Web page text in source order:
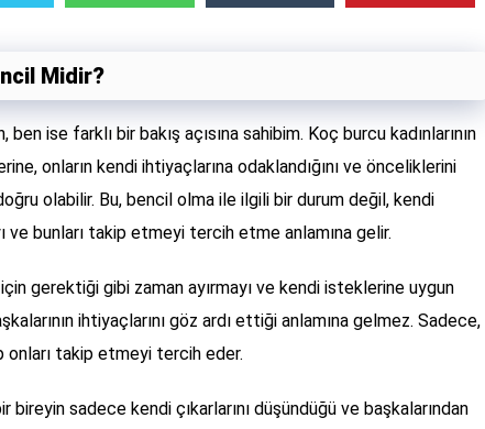
Midir?
ise farklı bir bakış açısına sahibim. Koç burcu kadınlarının
onların kendi ihtiyaçlarına odaklandığını ve önceliklerini
olabilir. Bu, bencil olma ile ilgili bir durum değil, kendi
ve bunları takip etmeyi tercih etme anlamına gelir.
gerektiği gibi zaman ayırmayı ve kendi isteklerine uygun
ihtiyaçlarını göz ardı ettiği anlamına gelmez. Sadece,
onları takip etmeyi tercih eder.
sadece kendi çıkarlarını düşündüğü ve başkalarından